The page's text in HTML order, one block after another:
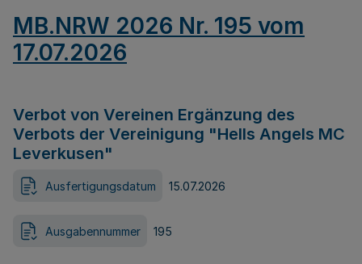
MB.NRW 2026 Nr. 195 vom
17.07.2026
Verbot von Vereinen Ergänzung des
Verbots der Vereinigung "Hells Angels MC
Leverkusen"
Ausfertigungsdatum 15.07.2026
Ausgabennummer 195